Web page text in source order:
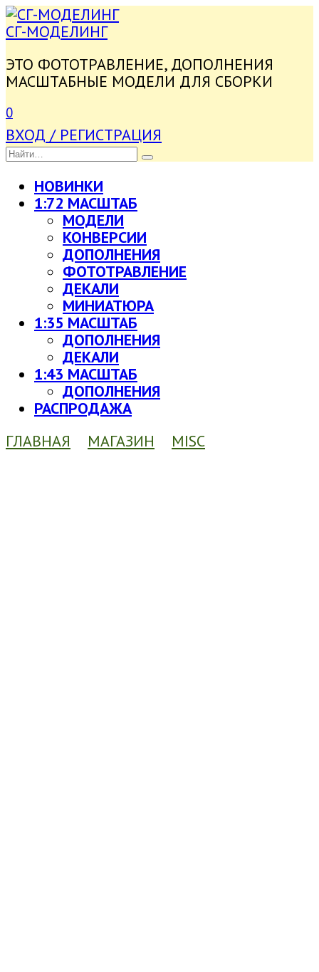
ПЕРЕЙТИ
К
СГ-МОДЕЛИНГ
ЭТО ФОТОТРАВЛЕНИЕ, ДОПОЛНЕНИЯ
МАСШТАБНЫЕ МОДЕЛИ ДЛЯ СБОРКИ
0
ВХОД / РЕГИСТРАЦИЯ
SEARCH
FOR:
НОВИНКИ
1:72 МАСШТАБ
МОДЕЛИ
КОНВЕРСИИ
ДОПОЛНЕНИЯ
ФОТОТРАВЛЕНИЕ
ДЕКАЛИ
МИНИАТЮРА
1:35 МАСШТАБ
ДОПОЛНЕНИЯ
ДЕКАЛИ
1:43 МАСШТАБ
ДОПОЛНЕНИЯ
РАСПРОДАЖА
ГЛАВНАЯ
МАГАЗИН MISC